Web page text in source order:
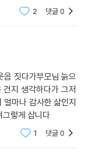
2 댓글0
음 짓다가부모님 늙으
지 생각하다가 그저
마나 감사한 삶인지
그렇게 삽니다
1 댓글0